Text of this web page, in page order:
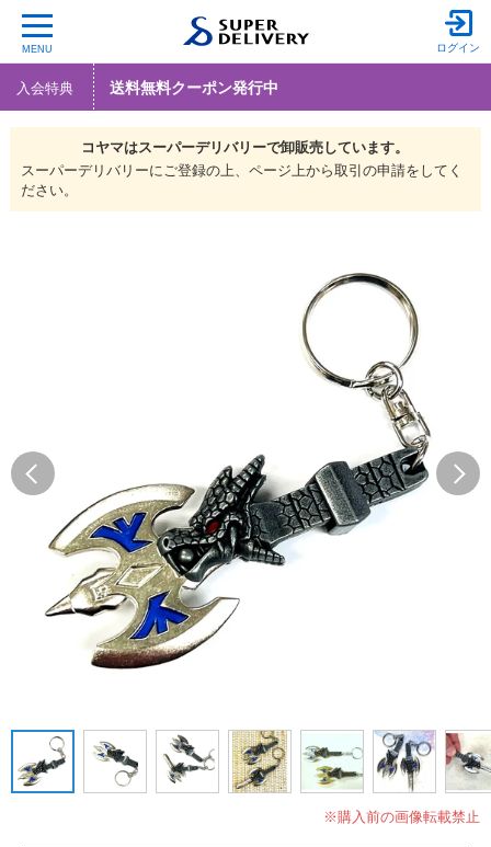
MENU ログイン
入会特典 送料無料クーポン発行中
コヤマはスーパーデリバリーで卸販売しています。
スーパーデリバリーにご登録の上、ページ上から取引の申請をしてく
ださい。
※購入前の画像転載禁止